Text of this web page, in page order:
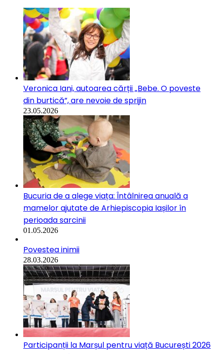
Veronica Iani, autoarea cărții „Bebe. O poveste
din burtică”, are nevoie de sprijin
23.05.2026
Bucuria de a alege viața: Întâlnirea anuală a
mamelor ajutate de Arhiepiscopia Iașilor în
perioada sarcinii
01.05.2026
Povestea inimii
28.03.2026
Participanții la Marșul pentru viață București 2026